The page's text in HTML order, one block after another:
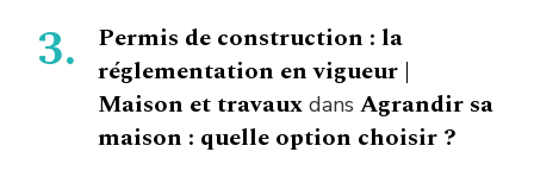
Permis de construction : la
réglementation en vigueur |
Maison et travaux dans Agrandir sa
maison : quelle option choisir ?